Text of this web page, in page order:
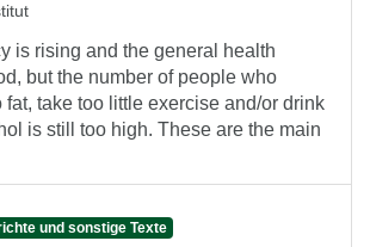
is rising and the general health
but the number of people who
fat, take too little exercise and/or drink
is still too high. These are the main
und sonstige Texte